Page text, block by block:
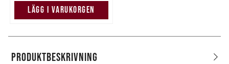
LÄGG I VARUKORGEN
PRODUKTBESKRIVNING